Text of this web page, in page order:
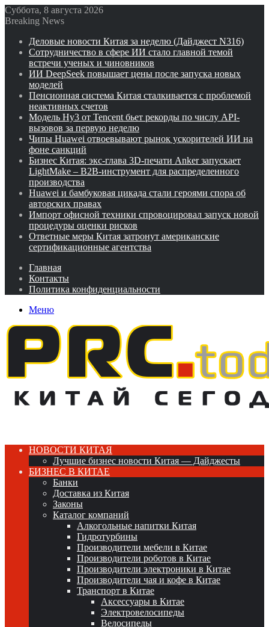
Суббота, 8 августа 2026
Breaking News
Деловые новости Китая за неделю (Дайджест N316)
Сотрудничество в сфере ИИ стало главной темой
встречи ученых и чиновников
ИИ DeepSeek повышает цены после запуска новых
моделей
Пенсионная система Китая сталкивается с проблемой
неактивных счетов
Модель Hy3 от Tencent бьет рекорды по числу API-
вызовов за первую неделю
Чипы Huawei отвоевывают рынок ускорителей ИИ на
фоне санкций
Бизнес Китая: экс-глава 3D-печати Anker запускает
LightMake – B2B-инструмент для распределенного
производства
Huawei и бамбуковая цикада стали героями спора об
авторских правах
Импорт офисной техники спровоцировал запуск новой
процедуры оценки рисков
Ответные меры Китая затронут американские
сертификационные агентства
Главная
Контакты
Политика конфиденциальности
Меню
НОВОСТИ КИТАЯ
Лучшие бизнес новости Китая — Дайджесты
БИЗНЕС В КИТАЕ
Банки
Доставка из Китая
Законы
Каталог компаний
Алкогольные напитки Китая
Гидротурбины
Производители мебели в Китае
Производители роботов в Китае
Производители электроники в Китае
Производители чая и кофе в Китае
Транспорт в Китае
Аксессуары в Китае
Электровелосипеды
Велосипеды